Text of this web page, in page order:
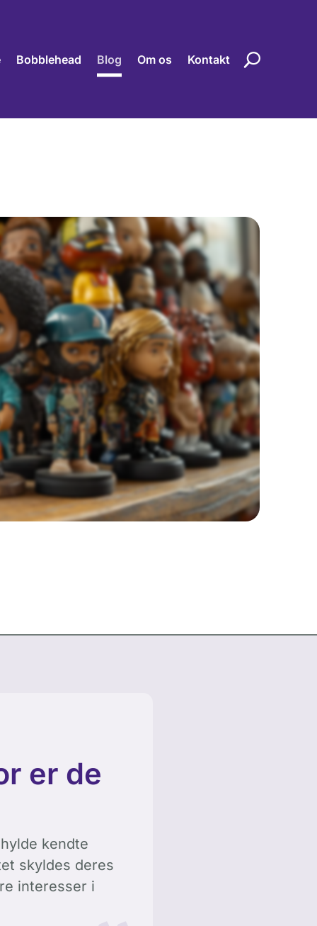
Bobblehead Blog Om os Kontakt
er de
kendte
skyldes deres
interesser i